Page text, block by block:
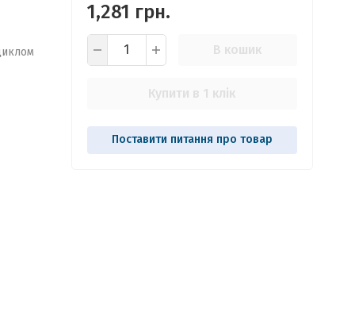
1,281 грн.
В кошик
Купити в 1 клік